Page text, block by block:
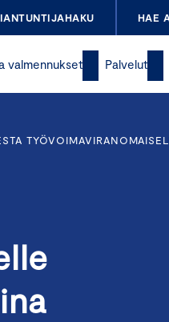
HAE
valmennukset Palvelut